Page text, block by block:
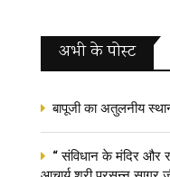
अभी के पोस्‍ट
बापूजी का अतुलनीय
“ संविधान के मंदिर और